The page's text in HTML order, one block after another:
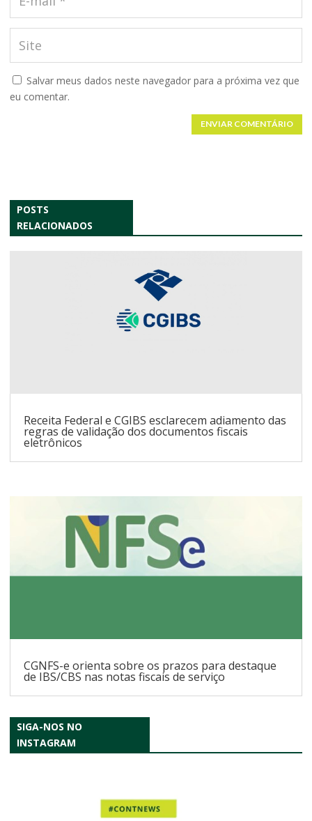
Salvar meus dados neste navegador para a próxima vez que
eu comentar.
ENVIAR COMENTÁRIO
POSTS
RELACIONADOS
Receita Federal e CGIBS esclarecem adiamento das
regras de validação dos documentos fiscais
eletrônicos
CGNFS-e orienta sobre os prazos para destaque
de IBS/CBS nas notas fiscais de serviço
SIGA-NOS NO
INSTAGRAM